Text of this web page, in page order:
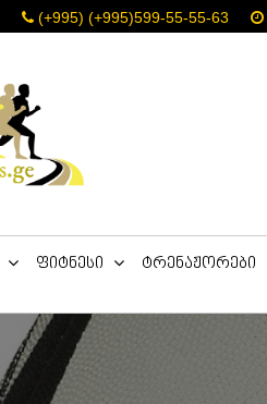
(+995) (+995)599-55-55-63
ფიტნესი ტრენაჟორები